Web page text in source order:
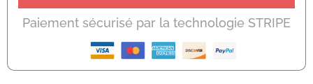
Paiement sécurisé par la technologie STRIPE